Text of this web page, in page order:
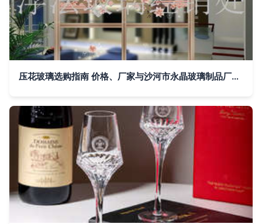
压花玻璃选购指南 价格、厂家与沙河市永晶玻璃制品厂的优势